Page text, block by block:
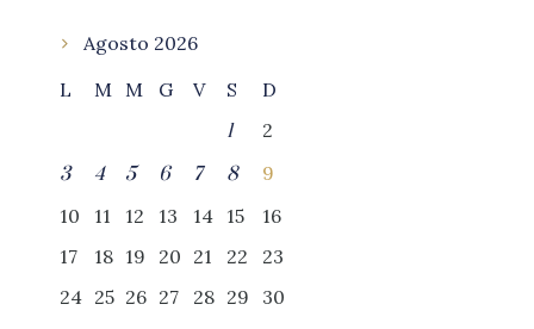
Agosto 2026
L
M M G V S
D
1
2
3
4 5 6 7 8
9
10
11 12 13 14 15
16
17
18 19 20 21 22
23
24 25 26 27 28 29
30